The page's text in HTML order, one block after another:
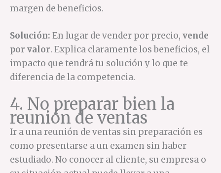
margen de beneficios.
Solución: En lugar de vender por precio, vende
por valor. Explica claramente los beneficios, el
impacto que tendrá tu solución y lo que te
diferencia de la competencia.
4. No preparar bien la
reunión de ventas
Ir a una reunión de ventas sin preparación es
como presentarse a un examen sin haber
estudiado. No conocer al cliente, su empresa o